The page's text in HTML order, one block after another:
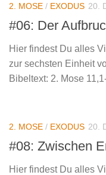
2. MOSE / EXODUS 20.
#06: Der
Hier findest Du alles
zur sechsten Einheit
Bibeltext: 2. Mose
2. MOSE / EXODUS 20.
#08: Zwischen
Hier findest Du alles